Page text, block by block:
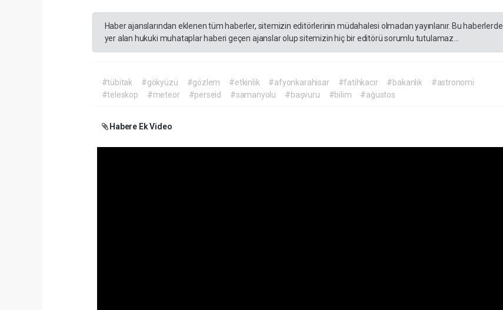
Haber ajanslarından eklenen tüm haberler, sitemizin editörlerinin müdahalesi olmadan yayınlanır. Bu haberlerde
yer alan hukuki muhataplar haberi geçen ajanslar olup sitemizin hiç bir editörü sorumlu tutulamaz...
#tübitak #gökyüzü #gözlem #etkinlik #afyonkarahisar #fatihkacır #bakanlık
#astronomi
#teleskop
#meteor #perseid #samanyolu #başvuru #bilim #ağustos
Habere Ek Video